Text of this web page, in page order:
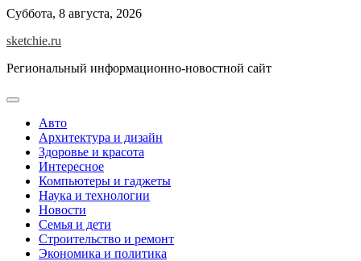
Skip
content
Суббота, 8 августа, 2026
sketchie.ru
Региональный информационно-новостной сайт
Авто
Архитектура и дизайн
Здоровье и красота
Интересное
Компьютеры и гаджеты
Наука и технологии
Новости
Семья и дети
Строительство и ремонт
Экономика и политика